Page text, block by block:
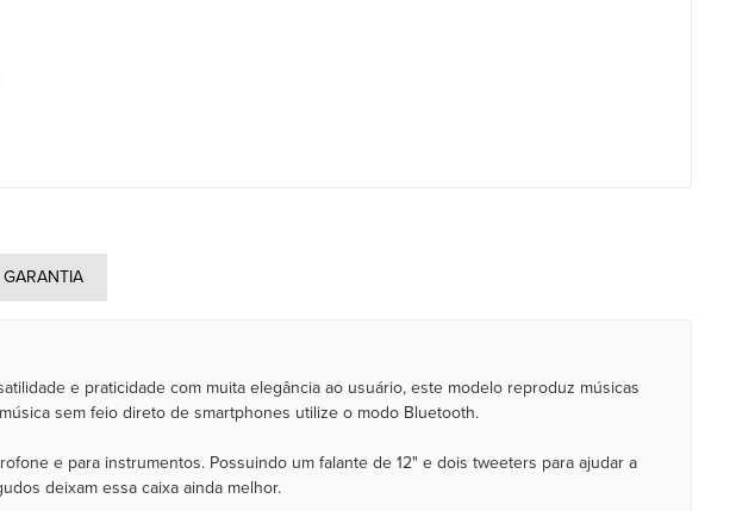
GARANTIA
e praticidade com muita elegância ao usuário, este modelo reproduz músicas
sem feio direto de smartphones utilize o modo Bluetooth.
e para instrumentos. Possuindo um falante de 12" e dois tweeters para ajudar a
deixam essa caixa ainda melhor.